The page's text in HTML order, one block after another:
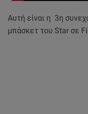
Αυτή είναι η 3η
μπάσκετ του Star σε